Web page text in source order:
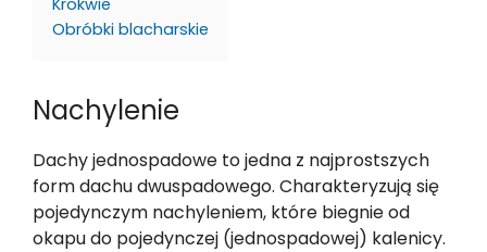
Obróbki blacharskie
Nachylenie
Dachy jednospadowe to jedna z najprostszych
form dachu dwuspadowego. Charakteryzują się
pojedynczym nachyleniem, które biegnie od
okapu do pojedynczej (jednospadowej) kalenicy.